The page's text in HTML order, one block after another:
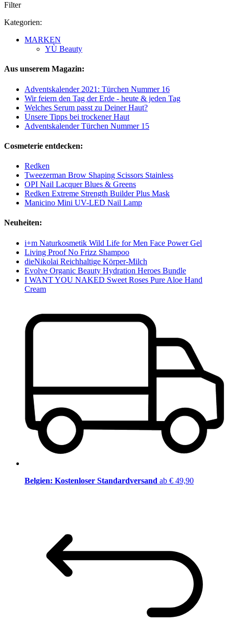
Filter
Kategorien:
MARKEN
YÙ Beauty
Aus unserem Magazin:
Adventskalender 2021: Türchen Nummer 16
Wir feiern den Tag der Erde - heute & jeden Tag
Welches Serum passt zu Deiner Haut?
Unsere Tipps bei trockener Haut
Adventskalender Türchen Nummer 15
Cosmeterie entdecken:
Redken
Tweezerman Brow Shaping Scissors Stainless
OPI Nail Lacquer Blues & Greens
Redken Extreme Strength Builder Plus Mask
Manicino Mini UV-LED Nail Lamp
Neuheiten:
i+m Naturkosmetik Wild Life for Men Face Power Gel
Living Proof No Frizz Shampoo
dieNikolai Reichhaltige Körper-Milch
Evolve Organic Beauty Hydration Heroes Bundle
I WANT YOU NAKED Sweet Roses Pure Aloe Hand
Cream
Belgien: Kostenloser Standardversand ab € 49,90